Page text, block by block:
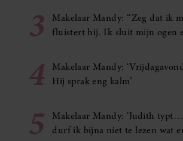
3
Makelaar Mandy: ‘‘Zeg dat ik
fluistert hij. Ik sluit mijn ogen
4
Makelaar Mandy:
Hij sprak eng kalm’
5
Makelaar Mandy: ‘Judith
durf ik bijna niet te lezen wat